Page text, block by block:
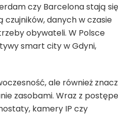
czy Barcelona stają się
danych w czasie
obywateli. W Polsce
smart city w Gdyni,
ale również
zasobami. Wraz z
kamery IP czy